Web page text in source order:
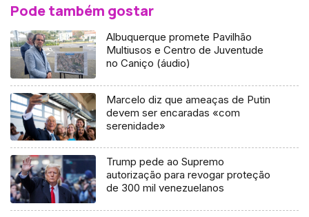
Pode também gostar
Albuquerque promete Pavilhão
Multiusos e Centro de Juventude
no Caniço (áudio)
Marcelo diz que ameaças de Putin
devem ser encaradas «com
serenidade»
Trump pede ao Supremo
autorização para revogar proteção
de 300 mil venezuelanos